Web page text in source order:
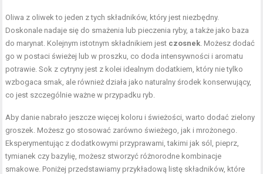
Oliwa z oliwek to jeden z tych składników, który jest niezbędny.
Doskonale nadaje się do smażenia lub pieczenia ryby, a także jako baza
do marynat. Kolejnym istotnym składnikiem jest czosnek . Możesz dodać
go w postaci świeżej lub w proszku, co doda intensywności i aromatu
potrawie. Sok z cytryny jest z kolei idealnym dodatkiem, który nie tylko
wzbogaca smak, ale również działa jako naturalny środek konserwujący,
co jest szczególnie ważne w przypadku ryb.
Aby danie nabrało jeszcze więcej koloru i świeżości, warto dodać zielony
groszek. Możesz go stosować zarówno świeżego, jak i mrożonego.
Eksperymentując z dodatkowymi przyprawami, takimi jak sól, pieprz,
tymianek czy bazylię, możesz stworzyć różnorodne kombinacje
smakowe. Poniżej przedstawiamy przykładową listę składników, które